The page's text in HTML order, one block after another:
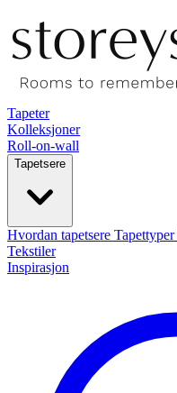
Tapeter
Kolleksjoner
Roll-on-wall
Tapetsere
Hvordan tapetsere Tapettyper
Tekstiler
Inspirasjon